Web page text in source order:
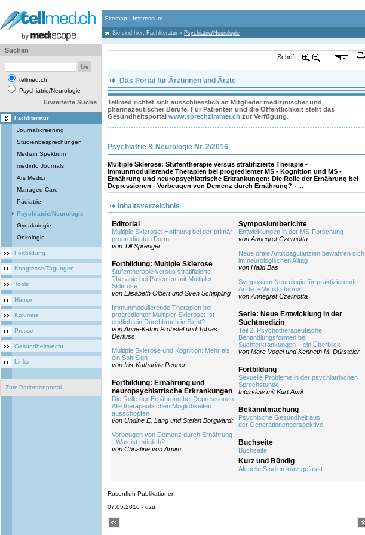
Sitemap | Impressum
Sie sind hier: Fachliteratur » Psychiatrie/Neurologie
Suchen
tellmed.ch
Psychiatrie/Neurologie
Erweiterte Suche
Fachliteratur
Journalscreening
Studienbesprechungen
Medizin Spektrum
medinfo Journals
Ars Medici
Managed Care
Pädiatrie
Psychiatrie/Neurologie
Gynäkologie
Onkologie
Fortbildung
Kongresse/Tagungen
Tools
Humor
Kolumne
Presse
Gesundheitsrecht
Links
Zum Patientenportal
Schrift:
Das Portal für Ärztinnen und Ärzte
Tellmed richtet sich ausschliesslich an Mitglieder medizinischer und
pharmazeutischer Berufe. Für Patienten und die Öffentlichkeit steht das
Gesundheitsportal www.sprechzimmer.ch zur Verfügung.
Psychiatrie & Neurologie Nr. 2/2016
Multiple Sklerose: Stufentherapie versus stratifizierte Therapie -
Immunmodulierende Therapien bei progredienter MS - Kognition und MS -
Ernährung und neuropsychiatrische Erkrankungen: Die Rolle der Ernährung bei
Depressionen - Vorbeugen von Demenz durch Ernährung? - ...
Inhaltsverzeichnis
Editorial
Multiple Sklerose: Hoffnung bei der primär
progredienten Form
von Till Sprenger
Fortbildung: Multiple Sklerose
Stufentherapie versus stratifizierte
Therapie bei Patienten mit Multipler
Sklerose
von Elisabeth Olbert und Sven Schippling
Immunmodulierende Therapien bei
progredienter Multipler Sklerose: Ist
endlich ein Durchbruch in Sicht?
von Anne-Katrin Pröbstel und Tobias
Derfuss
Multiple Sklerose und Kognition: Mehr als
ein Soft Sign
von Iris-Katharina Penner
Fortbildung: Ernährung und
neuropsychiatrische Erkrankungen
Die Rolle der Ernährung bei Depressionen:
Alle therapeutischen Möglichkeiten
ausschöpfen
von Undine E. Lang und Stefan Borgwardt
Vorbeugen von Demenz durch Ernährung
- Was ist möglich?
von Christine von Arnim
Symposiumberichte
Entwicklungen in der MS-Forschung
von Annegret Czernotta
Neue orale Antikoagulanzien bewähren sich
im neurologischen Alltag
von Halid Bas
Symposium Neurologie für praktizierende
Ärzte: «Mir ist sturm»
von Annegret Czernotta
Serie: Neue Entwicklung in der
Suchtmedizin
Teil 2: Psychotherapeutische
Behandlungsformen bei
Suchterkrankungen – ein Überblick
von Marc Vogel und Kenneth M. Dürsteler
Fortbildung
Sexuelle Probleme in der psychiatrischen
Sprechstunde
Interview mit Kurt April
Bekanntmachung
Psychische Gesundheit aus
der Generationenperspektive
Buchseite
Buchseite
Kurz und Bündig
Aktuelle Studien kurz gefasst
Rosenfluh Publikationen
07.05.2016 - dzu